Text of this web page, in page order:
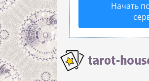
Начать